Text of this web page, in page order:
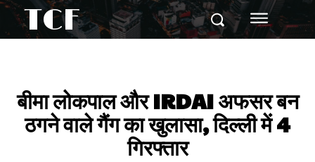
TCF
बीमा लोकपाल और IRDAI अफसर बन
ठगने वाले गैंग का खुलासा, दिल्ली में 4
गिरफ्तार